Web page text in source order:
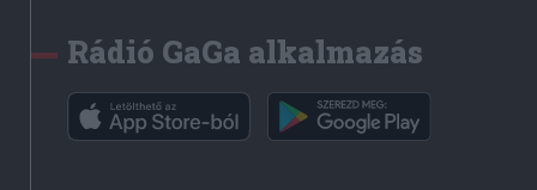
Rádió GaGa alkalmazás